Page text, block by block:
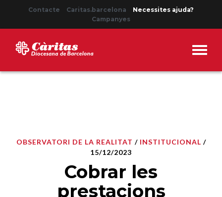
Contacte Caritas.barcelona
Necessites ajuda?
Campanyes
OBSERVATORI DE LA REALITAT / INSTITUCIONAL /
15/12/2023
Cobrar les
prestacions